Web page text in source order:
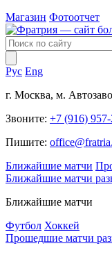
Магазин Фотоотчет
Рус Eng
г. Москва, м.
Звоните: +7 (916)
Пишите:
Ближайшие матчи
Ближайшие матчи
Ближайшие матчи
Футбол Хоккей
Прошедшие матчи